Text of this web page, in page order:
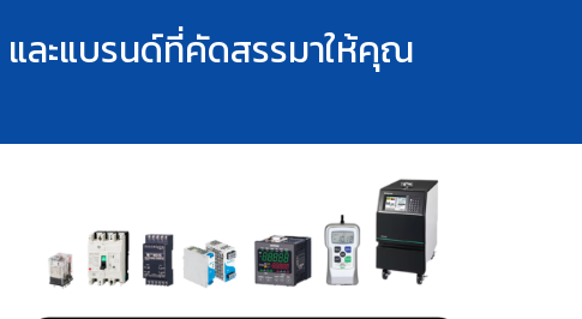
และแบรนด์ที่คัดสรรมาให้คุณ